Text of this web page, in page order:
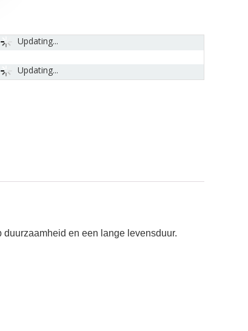
Updating...
Updating...
en een lange levensduur.